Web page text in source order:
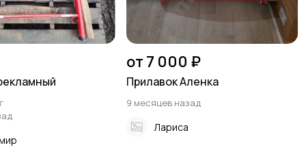
от 7 000 ₽
Прилавок Аленка
9 месяцев назад
Лариса